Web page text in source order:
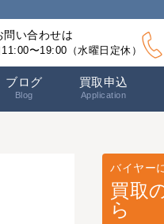
問い合わせは
〜19:00（水曜日定休）
ブログ
Blog
買取申込
Application
バイヤー
買取
ら